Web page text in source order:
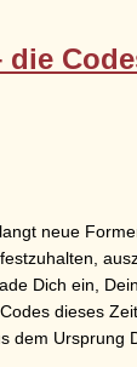
neue
Dich ein,
dieses
dem Ursprung